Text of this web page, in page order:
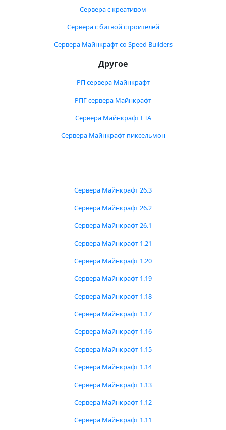
Сервера с креативом
Сервера с битвой строителей
Сервера Майнкрафт со Speed Builders
Другое
РП сервера Майнкрафт
РПГ сервера Майнкрафт
Сервера Майнкрафт ГТА
Сервера Майнкрафт пиксельмон
Сервера Майнкрафт 26.3
Сервера Майнкрафт 26.2
Сервера Майнкрафт 26.1
Сервера Майнкрафт 1.21
Сервера Майнкрафт 1.20
Сервера Майнкрафт 1.19
Сервера Майнкрафт 1.18
Сервера Майнкрафт 1.17
Сервера Майнкрафт 1.16
Сервера Майнкрафт 1.15
Сервера Майнкрафт 1.14
Сервера Майнкрафт 1.13
Сервера Майнкрафт 1.12
Сервера Майнкрафт 1.11